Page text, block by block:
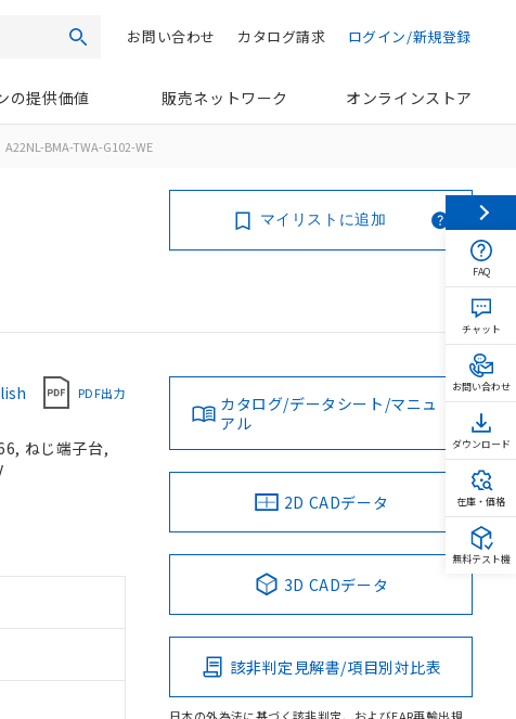
検索 ログイン/新規登録
カタログ請求
お問い合わせ
の提供価値 販売ネットワーク オンラインストア
A22NL-BMA-TWA-G102-WE
マイリストに追加
PDF出力
ねじ端子台,
カタログ/データシート/マニュ
アル
2D CADデータ
3D CADデータ
該非判定見解書/項目別対比表
FAQ
チャット
お問い合わせ
ダウンロード
在庫・価格
無料テスト機